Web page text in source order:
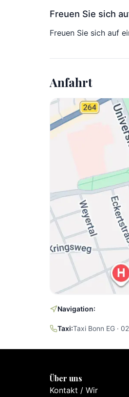
Freuen Sie sich
Freuen Sie sich auf
Anfahrt
Navigation:
Taxi:Taxi Bonn EG ·
Über uns
Kontakt / Wir